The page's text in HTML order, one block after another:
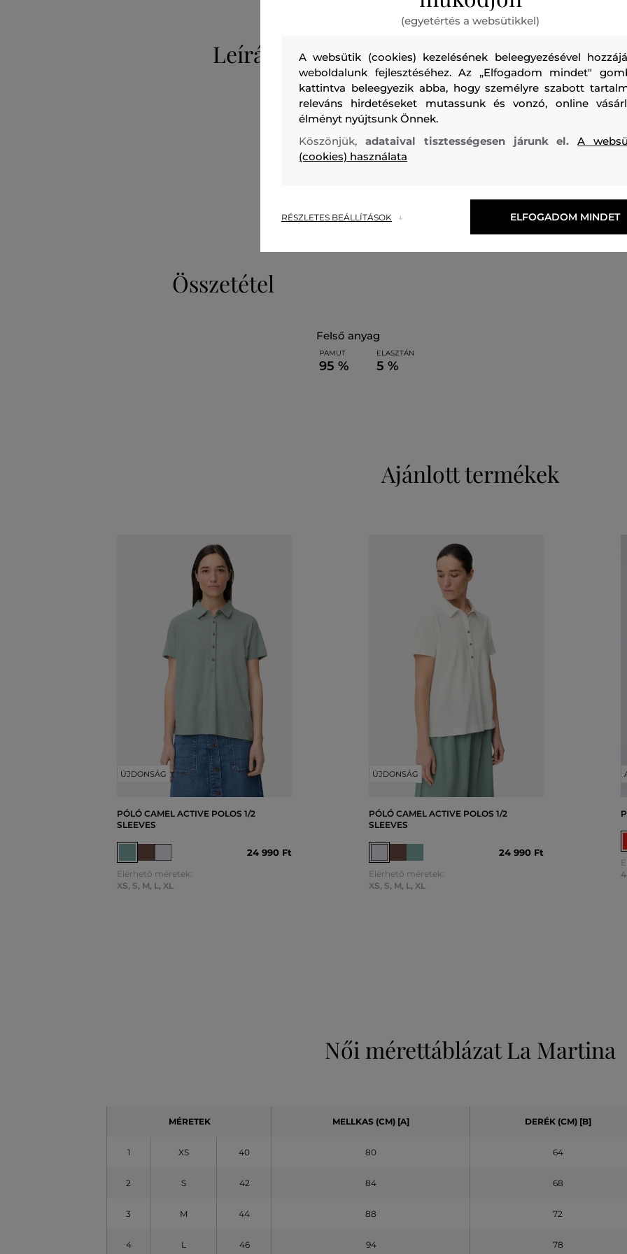
Leírás
Hosszú ujjú női póló. Klasszikus fazonú, a márkajel
a mellkason, mely színben megfelel a póló részleteinek.
pánt gombos záródással. A prémium minőségű pamut
tapintású, és az elasztán keverékének köszönhetően
viselet. Időtlenségének és univerzális használatának
márka egyik ikonikus darabjává vált.
Termék kódjaUWP303PK001-622-LW-
Összetétel
felső anyag
PAMUT
95 %
ELASZTÁN
5 %
Ajánlott termékek
ÚJDONSÁG
PÓLÓ CAMEL ACTIVE POLOS 1/2
SLEEVES
24 990 Ft
Elérhető méretek:
XS, S, M, L, XL
ÚJDONSÁG
PÓLÓ CAMEL ACTIVE POLOS 1/2
SLEEVES
24 990 Ft
Elérhető méretek:
XS, S, M, L, XL
Női mérettáblázat La Martina
MÉRETEK MELLKAS (CM) [A] DERÉK (CM) [B]
1 XS 40 80 64
2 S 42 84 68
3 M 44 88 72
4 L 46 94 78
(egyetértés a websütikkel)
A websütik (cookies) kezelésének beleegyezésével
weboldalunk fejlesztéséhez. Az „Elfogadom mindet"
kattintva beleegyezik abba, hogy személyre szabott
releváns hirdetéseket mutassunk és vonzó, online
élményt nyújtsunk Önnek.
Köszönjük, adataival tisztességesen járunk el.A
(cookies) használata
RÉSZLETES BEÁLLÍTÁSOK ELFOGADOM MINDET